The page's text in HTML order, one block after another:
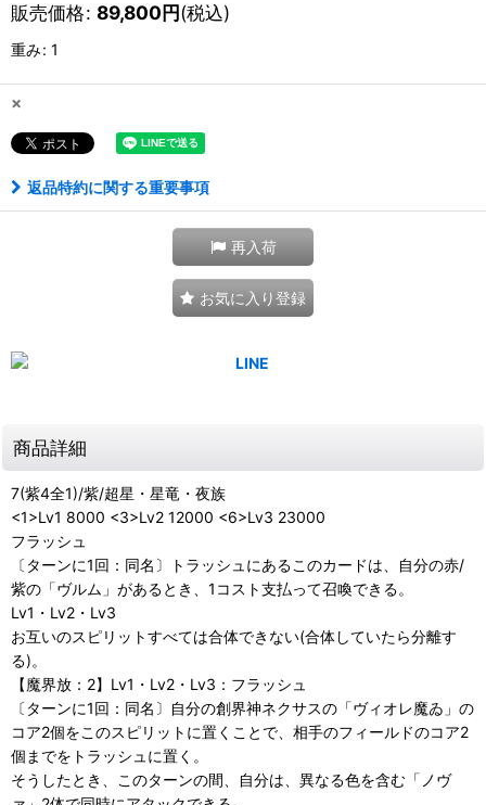
販売価格: 89,800円(税込)
重み: 1
×
返品特約に関する重要事項
再入荷
お気に入り登録
商品詳細
7(紫4全1)/紫/超星・星竜・夜族
<1>Lv1 8000 <3>Lv2 12000 <6>Lv3 23000
フラッシュ
〔ターンに1回：同名〕トラッシュにあるこのカードは、自分の赤/
紫の「ヴルム」があるとき、1コスト支払って召喚できる。
Lv1・Lv2・Lv3
お互いのスピリットすべては合体できない(合体していたら分離す
る)。
【魔界放：2】Lv1・Lv2・Lv3：フラッシュ
〔ターンに1回：同名〕自分の創界神ネクサスの「ヴィオレ魔ゐ」の
コア2個をこのスピリットに置くことで、相手のフィールドのコア2
個までをトラッシュに置く。
そうしたとき、このターンの間、自分は、異なる色を含む「ノヴ